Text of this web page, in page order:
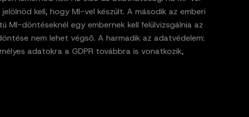
kell, hogy MI-vel készült. A második az emberi
MI-döntéseknél egy embernek kell felülvizsgálnia az
nem lehet végső. A harmadik az adatvédelem:
adatokra a GDPR továbbra is vonatkozik,